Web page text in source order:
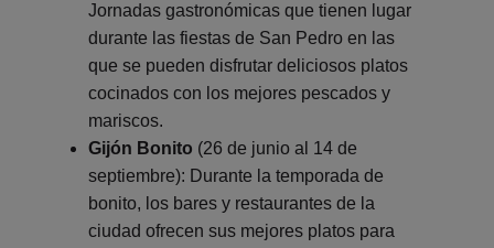
Jornadas gastronómicas que tienen lugar
durante las fiestas de San Pedro en las
que se pueden disfrutar deliciosos platos
cocinados con los mejores pescados y
mariscos.
Gijón Bonito (26 de junio al 14 de
septiembre): Durante la temporada de
bonito, los bares y restaurantes de la
ciudad ofrecen sus mejores platos para